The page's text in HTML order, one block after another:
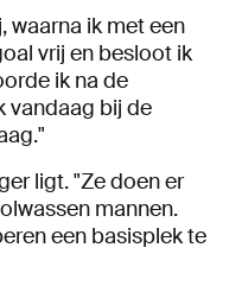
waarna ik met een
vrij en besloot ik
ik na de
vandaag bij de
ligt. "Ze doen er
mannen.
een basisplek te